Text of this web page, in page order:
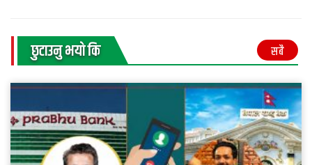
छुटाउनु भयाे कि सबै